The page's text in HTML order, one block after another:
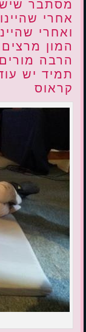
מסתבר
אחרי
ואחרי
המון
הרבה
תמיד יש
קראוס